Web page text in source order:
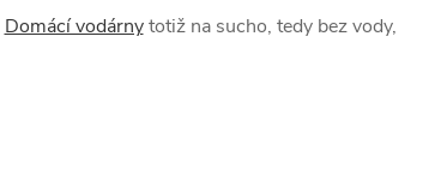
Domácí vodárnytotiž na sucho, tedy bez vody,